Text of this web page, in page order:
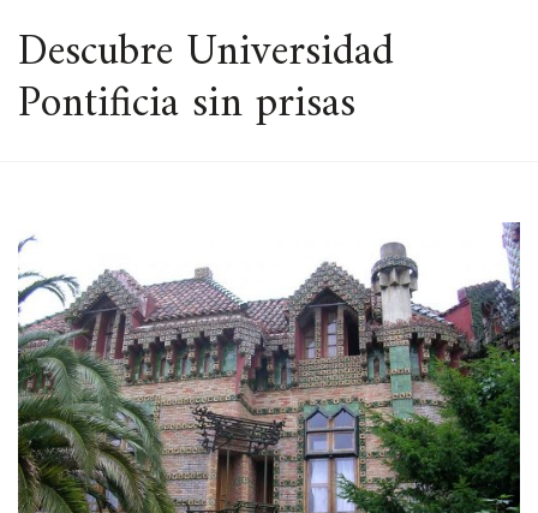
ESPACIO
Descubre Universidad
Pontificia sin prisas